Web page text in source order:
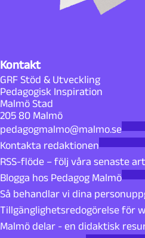
Kontakt
GRF Stöd & Utveckling
Pedagogisk Inspiration
Malmö Stad
205 80 Malmö
pedagogmalmo@malmo.se
Kontakta redaktionen
RSS-flöde – följ våra senaste
Blogga hos Pedagog Malmö
Så behandlar vi dina
Tillgänglighetsredogörelse för
Malmö delar - en didaktisk